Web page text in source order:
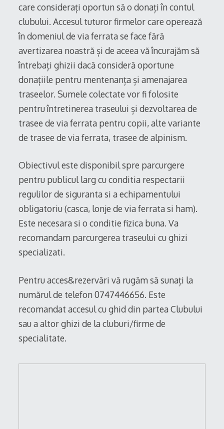
care considerați oportun să o donați în contul
clubului. Accesul tuturor firmelor care operează
în domeniul de via ferrata se face fără
avertizarea noastră și de aceea vă încurajăm să
întrebați ghizii dacă consideră oportune
donațiile pentru mentenanța și amenajarea
traseelor. Sumele colectate vor fi folosite
pentru întretinerea traseului și dezvoltarea de
trasee de via ferrata pentru copii, alte variante
de trasee de via ferrata, trasee de alpinism.
Obiectivul este disponibil spre parcurgere
pentru publicul larg cu conditia respectarii
regulilor de siguranta si a echipamentului
obligatoriu (casca, lonje de via ferrata si ham).
Este necesara si o conditie fizica buna. Va
recomandam parcurgerea traseului cu ghizi
specializati.
Pentru acces&rezervări vă rugăm să sunați la
numărul de telefon 0747446656. Este
recomandat accesul cu ghid din partea Clubului
sau a altor ghizi de la cluburi/firme de
specialitate.